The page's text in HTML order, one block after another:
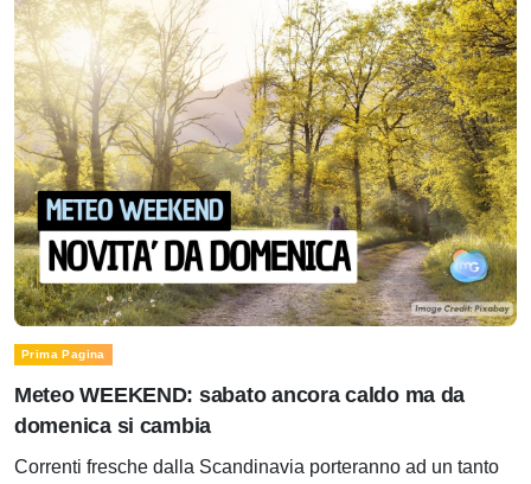
Prima Pagina
Meteo WEEKEND: sabato ancora caldo ma da
domenica si cambia
Correnti fresche dalla Scandinavia porteranno ad un tanto